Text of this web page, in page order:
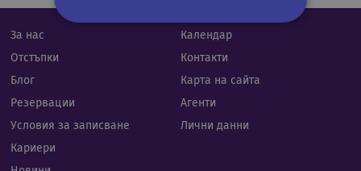
За нас
Отстъпки
Блог
Резервации
Условия за записване
Календар
Контакти
Карта на сайта
Агенти
Лични данни
Кариери
Строго необходими
Статистически
Функционални
Некласифицирани
Строго необходимите бисквитки позволяват